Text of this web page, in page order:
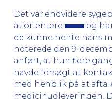
Det var endvidere
at orientere
og
de kunne hente hans
noterede den 9.
anført, at hun flere
havde forsøgt at
med henblik på at
medicinudleveringen.